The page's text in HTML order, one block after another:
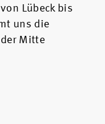
Lübeck bis
uns die
der Mitte